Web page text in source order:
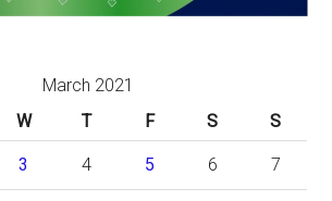
March 2021
W T F S S
3 4 5 6 7